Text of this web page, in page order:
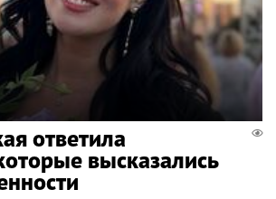
ответила
высказались